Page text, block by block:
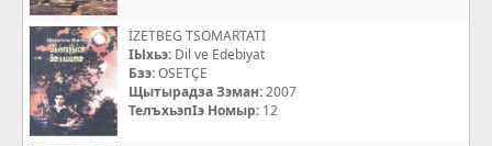
İZETBEG TSOMARTATI
IЫхьэ: Dil ve Edebiyat
Бзэ:OSETÇE
Щытырадза Зэман:2007
ТелъхьэпIэ Номыр: 12